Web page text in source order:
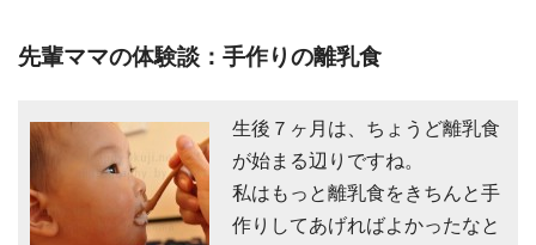
先輩ママの体験談：手作りの離乳食
生後７ヶ月は、ちょうど離乳食
が始まる辺りですね。
私はもっと離乳食をきちんと手
作りしてあげればよかったなと